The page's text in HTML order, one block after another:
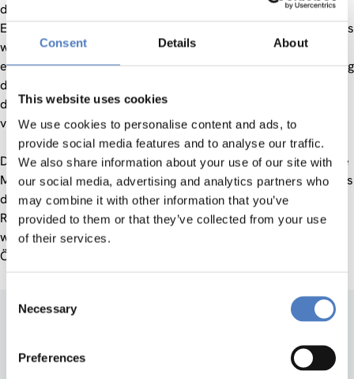
Consent Details About
This website uses cookies
We use cookies to personalise content and ads, to
provide social media features and to analyse our traffic.
We also share information about your use of our site with
our social media, advertising and analytics partners who
may combine it with other information that you’ve
provided to them or that they’ve collected from your use
of their services.
Selection
Necessary
Preferences
damit vom dem traditionellen Bild der unselbständig
Erwerbstätigen distanzieren. Ziel dieses Expertennetzwerkes
war der Austausch von Forschungsergebnissen aus den
einzelnen Partnerländern unter besonderer Berücksichtigung
des jeweiligen ökonomischen und rechtlichen Rahmens, den
die unternehmerisch aktiven ImmigrantInnen jeweils
vorfinden.
Der Informationsaustausch erfolgte sowohl virtuell über eine
Mailingliste, die vom Institute for Migration and Ethnic Studies
der Universität von Amsterdam betreut wird als auch im
Rahmen von Konferenzen. Eine gemeinsame Buchpublikation
wird die Ergebnisse der Zusammenarbeit einer breiteren
Öffentlichkeit zugänglich machen.